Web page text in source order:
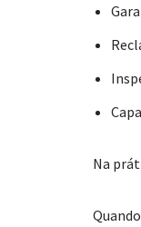
Na